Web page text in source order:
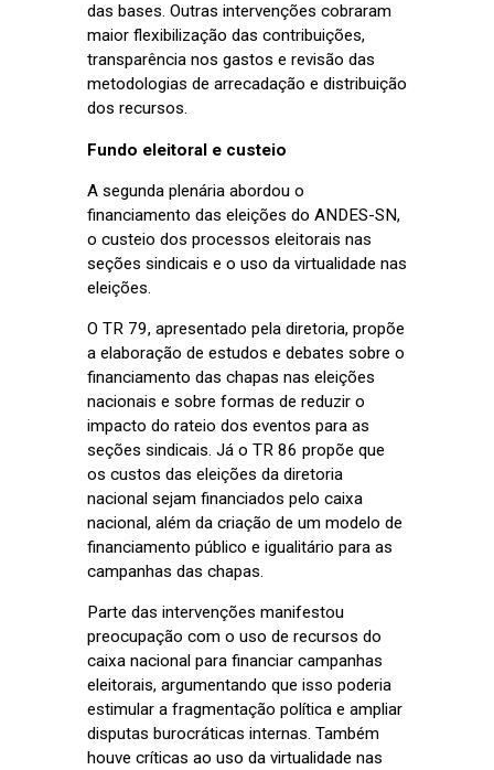
das bases. Outras intervenções cobraram
maior flexibilização das contribuições,
transparência nos gastos e revisão das
metodologias de arrecadação e distribuição
dos recursos.
Fundo eleitoral e custeio
A segunda plenária abordou o
financiamento das eleições do ANDES-SN,
o custeio dos processos eleitorais nas
seções sindicais e o uso da virtualidade nas
eleições.
O TR 79, apresentado pela diretoria, propõe
a elaboração de estudos e debates sobre o
financiamento das chapas nas eleições
nacionais e sobre formas de reduzir o
impacto do rateio dos eventos para as
seções sindicais. Já o TR 86 propõe que
os custos das eleições da diretoria
nacional sejam financiados pelo caixa
nacional, além da criação de um modelo de
financiamento público e igualitário para as
campanhas das chapas.
Parte das intervenções manifestou
preocupação com o uso de recursos do
caixa nacional para financiar campanhas
eleitorais, argumentando que isso poderia
estimular a fragmentação política e ampliar
disputas burocráticas internas. Também
houve críticas ao uso da virtualidade nas